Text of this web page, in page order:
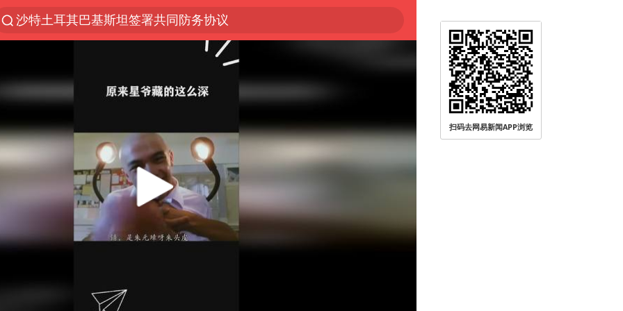
沙特土耳其巴基斯坦签署共同防务协议
“电影+”如何激发千亿级消费新活力？
台风白海豚已进入24小时警戒线
中国女篮70-67险胜尼日利亚女篮
名创优品回应女子吐槽内裤质量差
四川宜宾市高县4.9级地震致1人死亡
台风白海豚或吞并鲸鱼 登陆地点更新
胜宏科技：股票交易异常波动
秋天的第一杯奶茶到底有多火
扫码去网易新闻APP浏览